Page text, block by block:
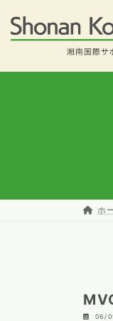
ン
テ
ツ
ビ
ゲ
シ
ホ
06/